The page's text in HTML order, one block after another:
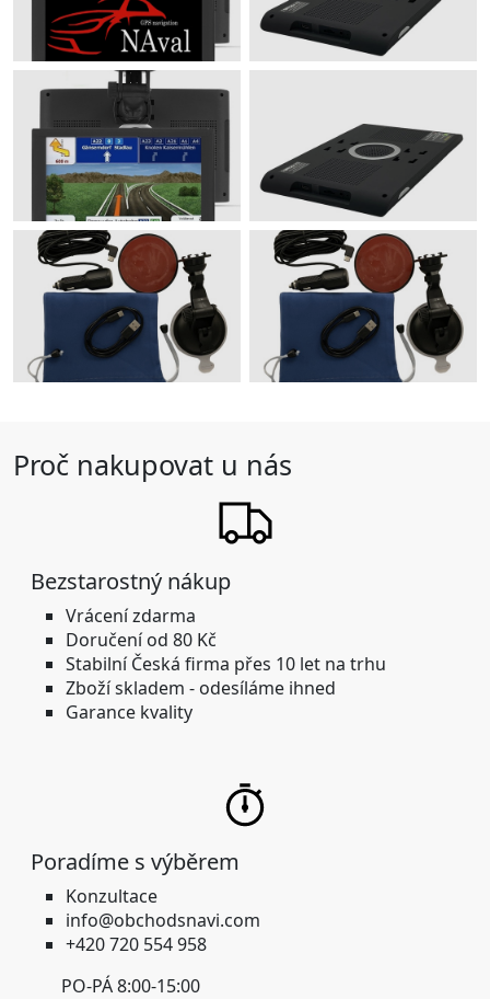
Proč nakupovat u nás
Bezstarostný nákup
Vrácení zdarma
Doručení od 80 Kč
StabilníČeská firma přes 10 let na trhu
Zboží skladem - odesíláme ihned
Garance kvality
Poradíme s výběrem
Konzultace
info@obchodsnavi.com
+420 720 554 958
PO-PÁ 8:00-15:00